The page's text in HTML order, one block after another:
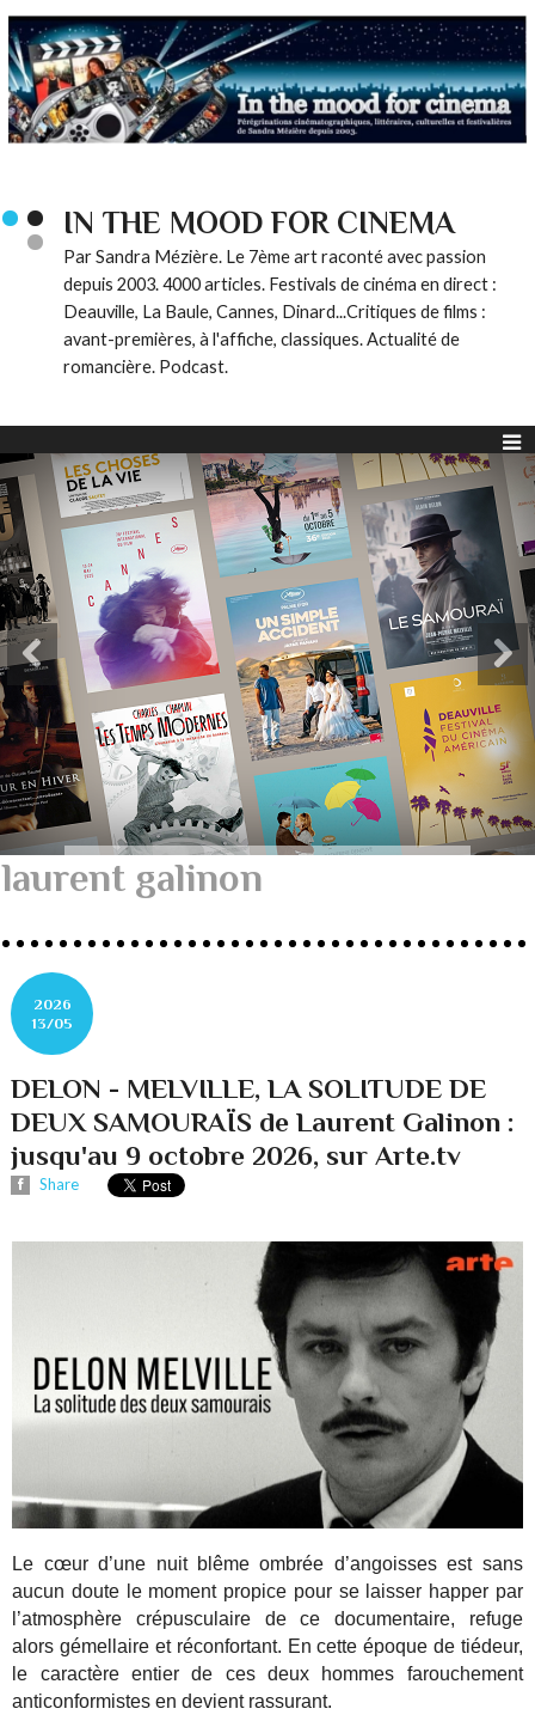
IN THE MOOD FOR CINEMA
Par Sandra Mézière. Le 7ème art raconté avec passion
depuis 2003. 4000 articles. Festivals de cinéma en direct :
Deauville, La Baule, Cannes, Dinard...Critiques de films :
avant-premières, à l'affiche, classiques. Actualité de
romancière. Podcast.
laurent galinon
2026
13/05
DELON - MELVILLE, LA SOLITUDE DE
DEUX SAMOURAÏS de Laurent Galinon :
jusqu'au 9 octobre 2026, sur Arte.tv
Share
Le cœur d’une nuit blême ombrée d’angoisses est sans
aucun doute le moment propice pour se laisser happer par
l’atmosphère crépusculaire de ce documentaire, refuge
alors gémellaire et réconfortant. En cette époque de tiédeur,
le caractère entier de ces deux hommes farouchement
anticonformistes en devient rassurant.